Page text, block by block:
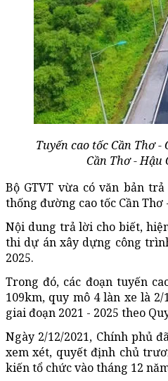
Tuyến cao tốc Cần Thơ
Cần Thơ - Hậu
Bộ GTVT vừa có văn bản
thống đường cao tốc Cần Thơ
Nội dung trả lời cho biết,
thi dự án xây dựng công
2025.
Trong đó, các đoạn tuyến
109km, quy mô 4 làn xe là
giai đoạn 2021 - 2025 theo
Ngày 2/12/2021, Chính phủ
xem xét, quyết định chủ
kiến tổ chức vào tháng 12